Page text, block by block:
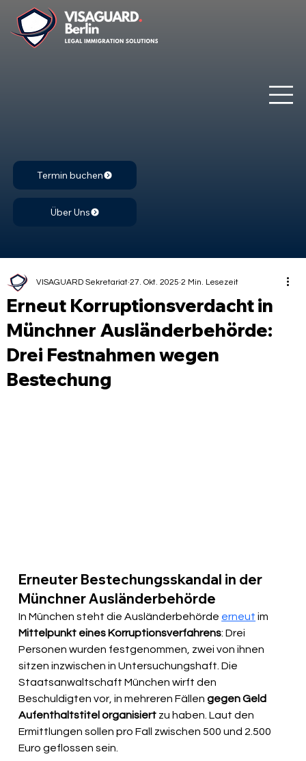
Termin buchen
Über Uns
Erneut Korruptionsverdacht in
Münchner Ausländerbehörde:
Drei Festnahmen wegen
Bestechung
VISAGUARD Sekretariat 27. Okt. 2025 2 Min. Lesezeit
Erneuter Bestechungsskandal in der
Münchner Ausländerbehörde
In München steht die Ausländerbehörde erneut im
Mittelpunkt eines Korruptionsverfahrens: Drei
Personen wurden festgenommen, zwei von ihnen
sitzen inzwischen in Untersuchungshaft. Die
Staatsanwaltschaft München wirft den
Beschuldigten vor, in mehreren Fällen gegen Geld
Aufenthaltstitel organisiert zu haben. Laut den
Ermittlungen sollen pro Fall zwischen 500 und 2.500
Euro geflossen sein.